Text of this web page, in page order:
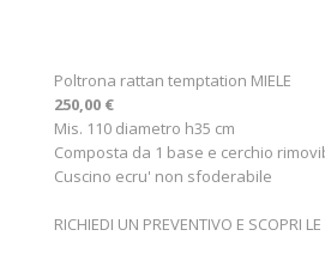
MOBILI IN RATTAN
MOBILI IN GIUNCO
Poltrona rattan temptation
250,00 €
Mis. 110 diametro h35 cm
Composta da 1 base e cerchio
Cuscino ecru' non sfoderabile
RICHIEDI UN PREVENTIVO E SCOPRI